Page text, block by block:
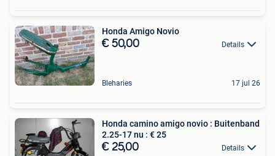
Honda Amigo Novio
€ 50,00 Details
Bleharies 17 jul 26
Honda camino amigo novio : Buitenband
2.25-17 nu : € 25
€ 25,00 Details